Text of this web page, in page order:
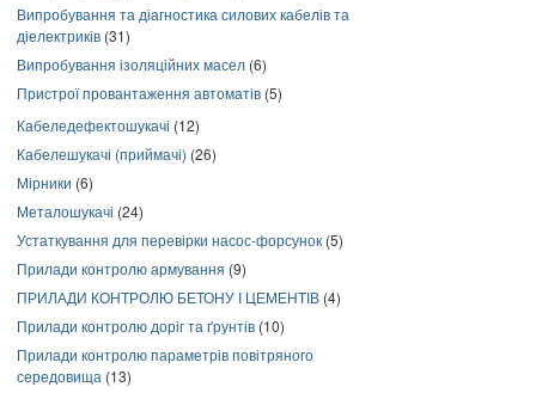
Випробування та діагностика силових кабелів та
діелектриків (31)
Випробування ізоляційних масел (6)
Пристрої провантаження автоматів (5)
Кабеледефектошукачі (12)
Кабелешукачі (приймачі) (26)
Мірники (6)
Металошукачі (24)
Устаткування для перевірки насос-форсунок (5)
Прилади контролю армування (9)
ПРИЛАДИ КОНТРОЛЮ БЕТОНУ І ЦЕМЕНТІВ (4)
Прилади контролю доріг та ґрунтів (10)
Прилади контролю параметрів повітряного
середовища (13)